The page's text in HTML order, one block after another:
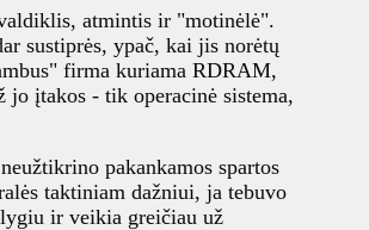
atmintis ir "motinėlė".
sustiprės, ypač, kai jis norėtų
firma kuriama RDRAM,
įtakos - tik operacinė sistema,
pakankamos spartos
taktiniam dažniui, ja tebuvo
ir veikia greičiau už